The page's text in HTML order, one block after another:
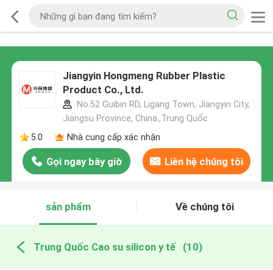
Jiangyin Hongmeng Rubber Plastic
Product Co., Ltd.
No.52 Guibin RD, Ligang Town, Jiangyin City,
Jiangsu Province, China.,Trung Quốc
5.0
Nhà cung cấp xác nhận
Gọi ngay bây giờ Liên hệ chúng tôi
sản phẩm Về chúng tôi
Trung Quốc Cao su silicon y tế (10)